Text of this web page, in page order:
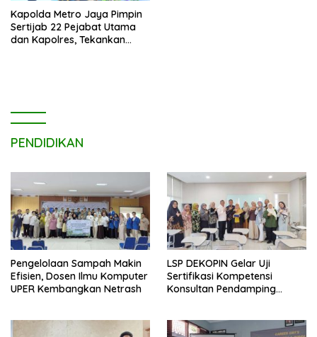
Kapolda Metro Jaya Pimpin
Sertijab 22 Pejabat Utama
dan Kapolres, Tekankan
PENDIDIKAN
Pengelolaan Sampah Makin
Efisien, Dosen Ilmu Komputer
UPER Kembangkan Netrash
LSP DEKOPIN Gelar Uji
Sertifikasi Kompetensi
Konsultan Pendamping